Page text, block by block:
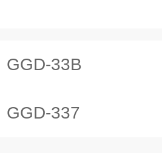
GGD-33B
GGD-337